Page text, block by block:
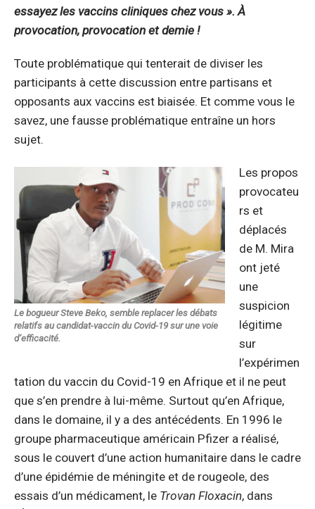
essayez les vaccins cliniques chez vous ». À
provocation, provocation et demie !
Toute problématique qui tenterait de diviser les
participants à cette discussion entre partisans et
opposants aux vaccins est biaisée. Et comme vous le
savez, une fausse problématique entraîne un hors
sujet.
Le bogueur Steve Beko, semble replacer les débats
relatifs au candidat-vaccin du Covid-19 sur une voie
d’efficacité.
Les propos
provocateu
rs et
déplacés
de M. Mira
ont jeté
une
suspicion
légitime
sur
l’expérimen
tation du vaccin du Covid-19 en Afrique et il ne peut
que s’en prendre à lui-même. Surtout qu’en Afrique,
dans le domaine, il y a des antécédents. En 1996 le
groupe pharmaceutique américain Pfizer a réalisé,
sous le couvert d’une action humanitaire dans le cadre
d’une épidémie de méningite et de rougeole, des
essais d’un médicament, le Trovan Floxacin, dans